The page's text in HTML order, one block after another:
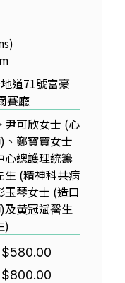
道71號富豪
賽廳
尹可欣女士 (心
鄭寶寶女士
心總護理統籌
生 (精神科共病
琴女士 (造口
及黃冠斌醫生
)
$580.00
$800.00